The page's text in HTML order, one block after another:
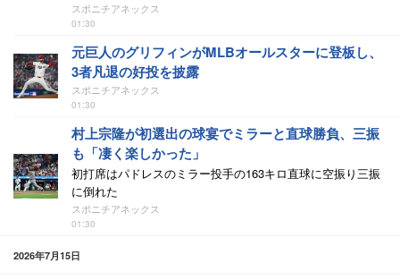
スポニチアネックス
01:30
元巨人のグリフィンがMLBオールスターに登板し、
3者凡退の好投を披露
スポニチアネックス
01:30
村上宗隆が初選出の球宴でミラーと直球勝負、三振
も「凄く楽しかった」
初打席はパドレスのミラー投手の163キロ直球に空振り三振
に倒れた
スポニチアネックス
01:30
2026年7月15日